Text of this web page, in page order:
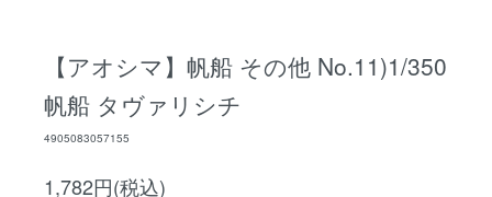
【アオシマ】帆船 その他 No.11)1/350
帆船 タヴァリシチ
4905083057155
1,782円(税込)